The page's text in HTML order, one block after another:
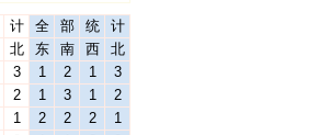
计 全 部 统
计
北 东 南 西
北
3 1 2 1
3
2 1 3 1
2
1 2 2 2
1